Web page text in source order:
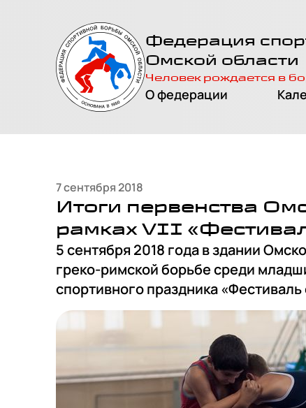
На главную
страницу
Федерация
Омской области
Человек рождается в
О федерации
7 сентября 2018
Итоги первенства
рамках VII
5 сентября 2018 года в здании
греко-римской борьбе среди
спортивного праздника